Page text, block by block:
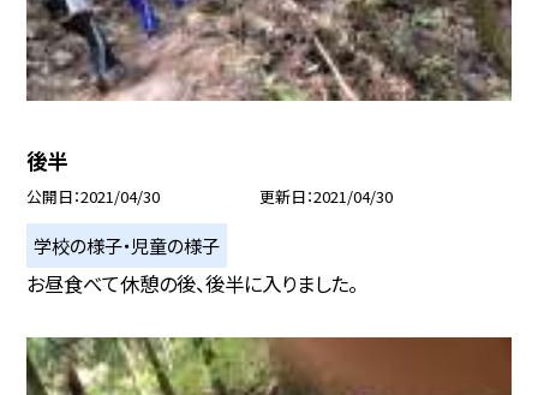
後半
公開日 2021/04/30 更新日 2021/04/30
学校の様子・児童の様子
お昼食べて休憩の後、後半に入りました。